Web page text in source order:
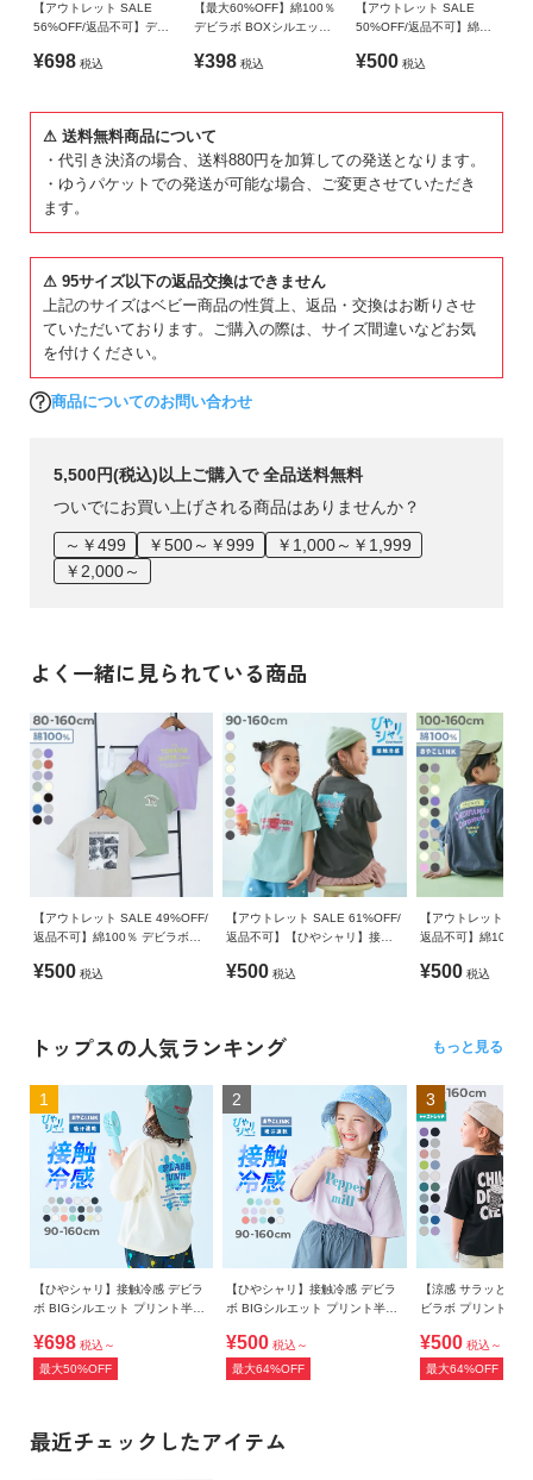
【アウトレット SALE
56%OFF/返品不可】デビ
リュームスリーブ トレー
¥698 税込
【最大60%OFF】綿100％
デビラボ BOXシルエット
¥398 税込
【アウトレット SALE
50%OFF/返品不可】綿
エット プリント半袖Tシャ
¥500 税込
⚠ 送料無料商品について
・代引き決済の場合、送料880円を加算しての発送となります。
・ゆうパケットでの発送が可能な場合、ご変更させていただき
ます。
⚠ 95サイズ以下の返品交換はできません
上記のサイズはベビー商品の性質上、返品・交換はお断りさせ
ていただいております。ご購入の際は、サイズ間違いなどお気
を付けください。
商品についてのお問い合わせ
5,500円(税込)以上ご購入で 全品送料無料
ついでにお買い上げされる商品はありませんか？
～￥499
￥500～￥999
￥1,000～￥1,999
￥2,000～
よく一緒に見られている商品
【アウトレット SALE 49%OFF/
返品不可】綿100％ デビラボ
シャツ
¥500 税込
【アウトレット SALE 61%OFF/
返品不可】【ひやシャリ】接触
ト半袖Tシャツ
¥500 税込
【アウトレット
返品不可】綿100％ デビラボ ス
半袖Tシャツ
¥500 税込
トップスの人気ランキング もっと見る
1
【ひやシャリ】接触冷感 デビラ
ボ BIGシルエット プリント半袖
¥698 税込～
最大50%OFF
2
【ひやシャリ】接触冷感 デビラ
ボ BIGシルエット プリント半袖
¥500 税込～
最大64%OFF
3
【涼感 サラッとメ
ビラボ プリント 半
¥500 税込～
最大64%OFF
最近チェックしたアイテム